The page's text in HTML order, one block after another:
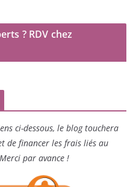
? RDV chez
ci-dessous, le blog touchera
de financer les frais liés au
par avance !